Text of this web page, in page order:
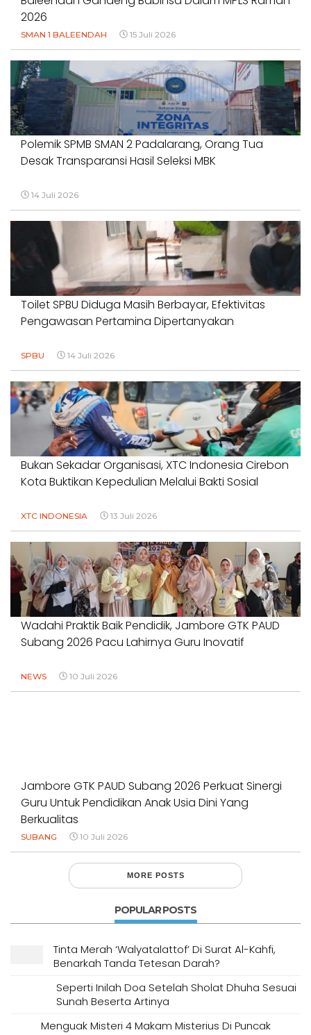
2026
SMAN 1 BALEENDAH 15 Juli 2026
Polemik SPMB SMAN 2 Padalarang, Orang Tua
Desak Transparansi Hasil Seleksi MBK
14 Juli 2026
Toilet SPBU Diduga Masih Berbayar, Efektivitas
Pengawasan Pertamina Dipertanyakan
SPBU 14 Juli 2026
Bukan Sekadar Organisasi, XTC Indonesia Cirebon
Kota Buktikan Kepedulian Melalui Bakti Sosial
XTC INDONESIA 13 Juli 2026
Wadahi Praktik Baik Pendidik, Jambore GTK PAUD
Subang 2026 Pacu Lahirnya Guru Inovatif
NEWS 10 Juli 2026
Jambore GTK PAUD Subang 2026 Perkuat Sinergi
Guru Untuk Pendidikan Anak Usia Dini Yang
Berkualitas
SUBANG 10 Juli 2026
MORE POSTS
POPULAR POSTS
Tinta Merah ‘Walyatalattof’ Di Surat Al-Kahfi,
Benarkah Tanda Tetesan Darah?
Seperti Inilah Doa Setelah Sholat Dhuha Sesuai
Sunah Beserta Artinya
Menguak Misteri 4 Makam Misterius Di Puncak